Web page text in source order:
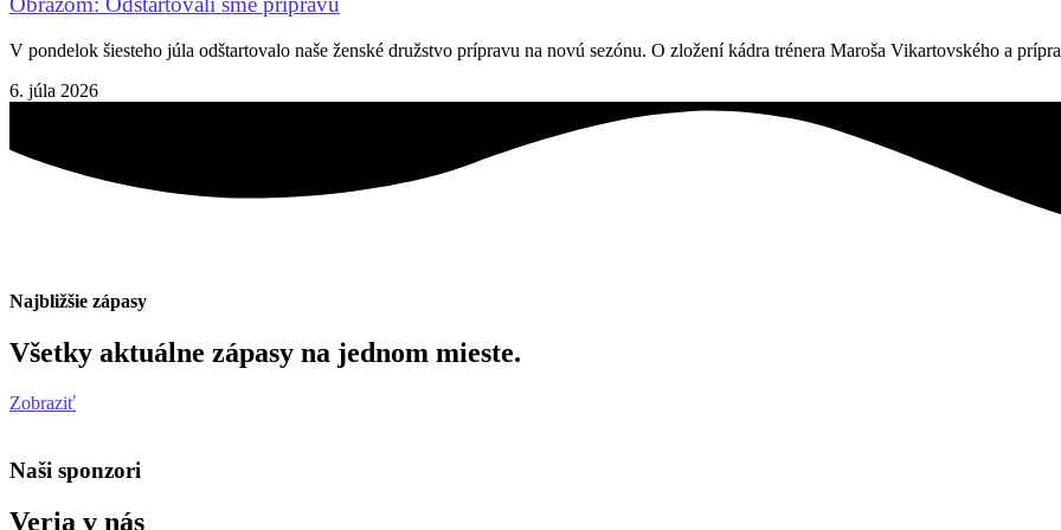
V pondelok šiesteho júla odštartovalo naše ženské družstvo prípravu na novú sezónu. O zložení kádra trénera Maroša Vikartovského a
6. júla 2026
Najbližšie zápasy
Všetky aktuálne zápasy na jednom mieste.
Zobraziť
Naši sponzori
Veria v nás